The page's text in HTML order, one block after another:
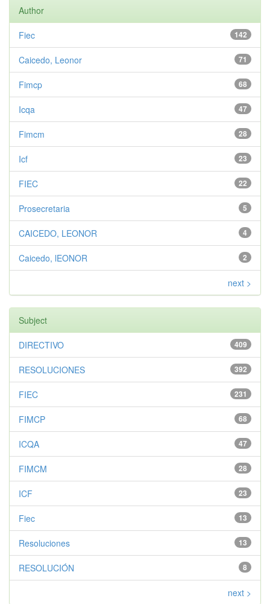
Author
142
Fiec
71
Caicedo, Leonor
68
Fimcp
47
Icqa
28
Fimcm
23
Icf
22
FIEC
5
Prosecretaria
4
CAICEDO, LEONOR
2
Caicedo, lEONOR
next >
Subject
409
DIRECTIVO
392
RESOLUCIONES
231
FIEC
68
FIMCP
47
ICQA
28
FIMCM
23
ICF
13
Fiec
13
Resoluciones
8
RESOLUCIÓN
next >